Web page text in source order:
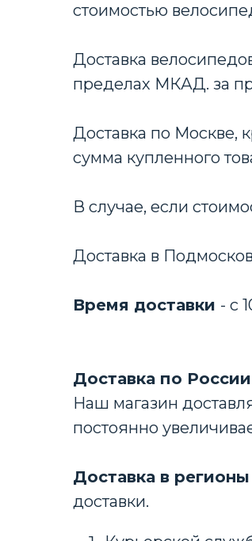
стоимостью
Доставка
пределах МКАД. за
Доставка по Москве,
сумма купленного
В случае, если
Доставка в
Время доставки - с
Доставка по России
Наш магазин
постоянно
Доставка в регионы
доставки.